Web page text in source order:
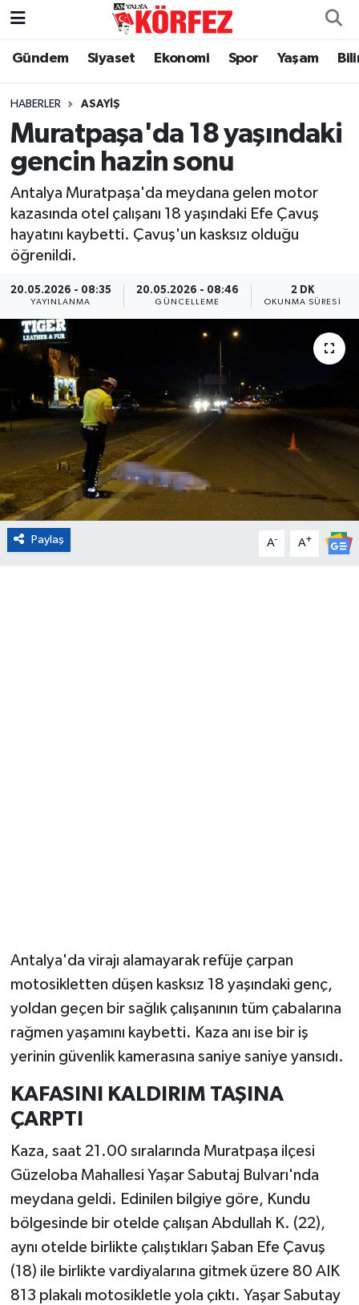
Gündem Siyaset Ekonomi Spor Yaşam
HABERLER ASAYIŞ
Muratpaşa'da 18 yaşındaki
gencin hazin sonu
Antalya Muratpaşa'da meydana gelen motor
kazasında otel çalışanı 18 yaşındaki Efe Çavuş
hayatını kaybetti. Çavuş'un kasksız olduğu
öğrenildi.
20.05.2026 - 08:35
YAYINLANMA
20.05.2026 - 08:46
GÜNCELLEME
2 DK
OKUNMA SÜRESI
Paylaş A- A+
Antalya'da virajı alamayarak refüje çarpan
motosikletten düşen kasksız 18 yaşındaki genç,
yoldan geçen bir sağlık çalışanının tüm çabalarına
rağmen yaşamını kaybetti. Kaza anı ise bir iş
yerinin güvenlik kamerasına saniye saniye yansıdı.
KAFASINI KALDIRIM TAŞINA
ÇARPTI
Kaza, saat 21.00 sıralarında Muratpaşa ilçesi
Güzeloba Mahallesi Yaşar Sabutaj Bulvarı'nda
meydana geldi. Edinilen bilgiye göre, Kundu
bölgesinde bir otelde çalışan Abdullah K. (22),
aynı otelde birlikte çalıştıkları Şaban Efe Çavuş
(18) ile birlikte vardiyalarına gitmek üzere 80 AIK
813 plakalı motosikletle yola çıktı. Yaşar Sabutay
Gündem
Siyaset
Yerel Yönetim
Yaşam
Asayiş
Dünya
Eğitim
Sağlık
Magazin
Turizm
Çevre
Nöbetçi Eczaneler
Hava Durumu
Trafik Durumu
Tüm Manşetler
Son Dakika Haberleri
Haber Arşivi